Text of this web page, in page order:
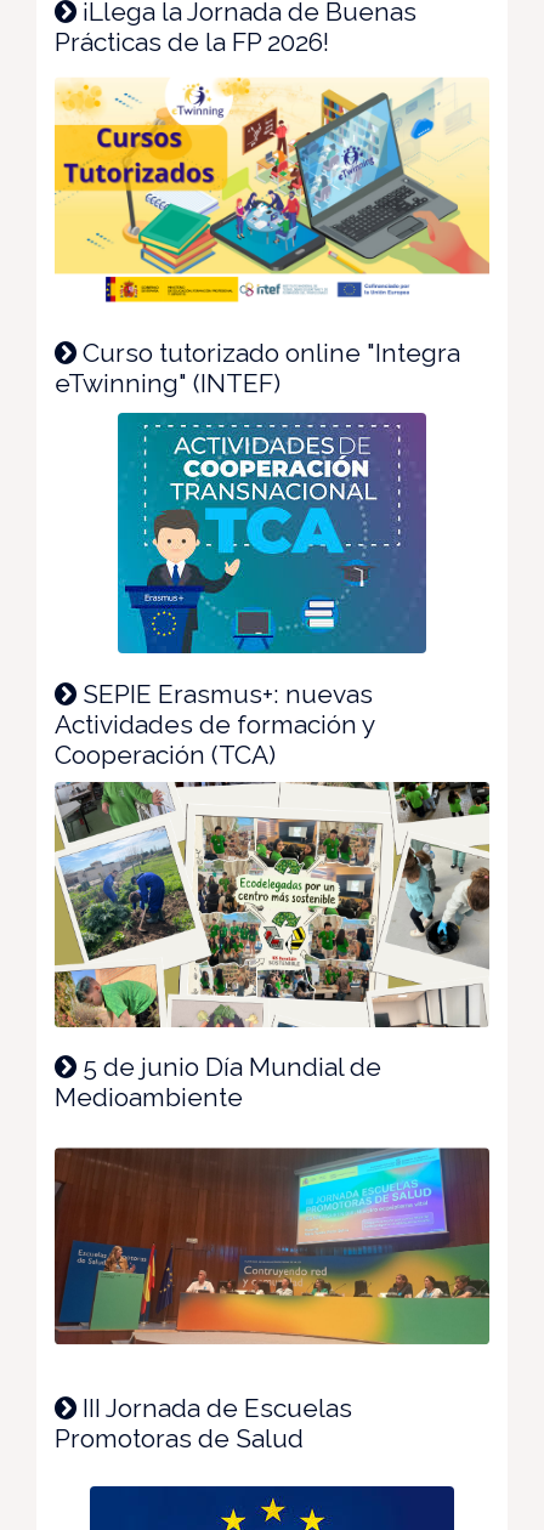
¡Llega la Jornada de Buenas
Prácticas de la FP 2026!
Curso tutorizado online "Integra
eTwinning" (INTEF)
SEPIE Erasmus+: nuevas
Actividades de formación y
Cooperación (TCA)
5 de junio Día Mundial de
Medioambiente
III Jornada de Escuelas
Promotoras de Salud